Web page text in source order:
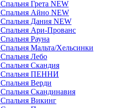
Спальня Грета NEW
Спальня Айно NEW
Спальня Дания NEW
Спальня Ари-Прованс
Спальня Рауна
Спальня Мальта/Хельсинки
Спальня Лебо
Спальня Скандия
Спальня ПЕННИ
Спальня Верди
Спальня Скандинавия
Спальня Викинг